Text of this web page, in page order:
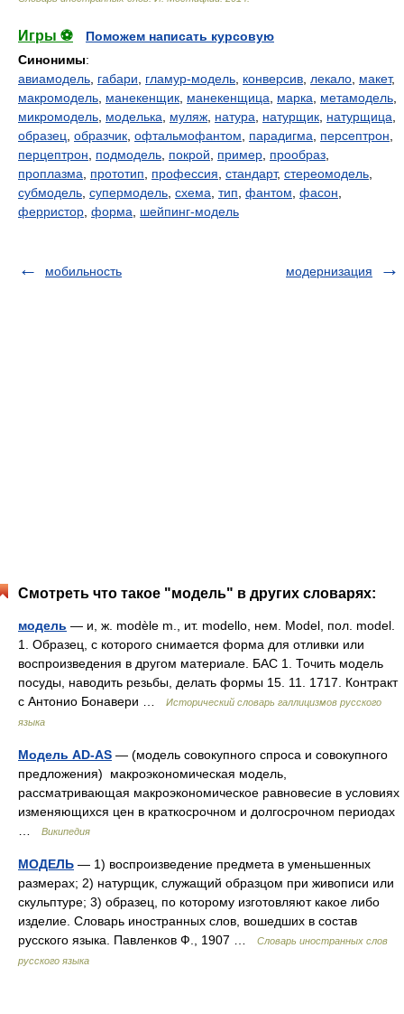
Игры ⚽
Поможем написать курсовую
Синонимы:
авиамодель габари гламур-модель конверсив лекало макет,
макромодель манекенщик манекенщица марка метамодель
микромодель моделька муляж натура натурщик натурщица
образец образчик офтальмофантом парадигма персептрон
перцептрон
подмодель покрой пример прообраз
проплазма
прототип профессия стандарт, стереомодель
субмодель супермодель схема тип фантом фасон
ферристор форма шейпинг-модель
мобильность модернизация
Смотреть что такое "модель" в других словарях:
модель — и, ж. modèle m., ит. modello, нем. Model, пол. model.
1. Образец, с которого снимается форма для отливки или
воспроизведения в другом материале. БАС 1. Точить модель
посуды, наводить резьбы, делать формы 15. 11. 1717. Контракт
с Антонио Бонавери …
Исторический словарь галлицизмов русского
языка
Модель AD-AS — (модель совокупного спроса и совокупного
предложения) макроэкономическая модель,
рассматривающая макроэкономическое равновесие в условиях
изменяющихся цен в краткосрочном и долгосрочном периодах
Википедия
МОДЕЛЬ — 1) воспроизведение предмета в уменьшенных
размерах; 2) натурщик, служащий образцом при живописи или
скульптуре; 3) образец, по которому изготовляют какое либо
изделие. Словарь иностранных слов, вошедших в состав
русского языка. Павленков Ф., 1907 …
Словарь иностранных слов
русского языка